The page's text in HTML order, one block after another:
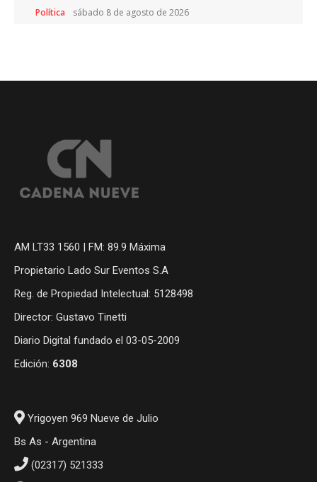
Política sábado 8 de agosto de 2026
AM LT33 1560 | FM: 89.9 Máxima
Propietario Lado Sur Eventos S.A
Reg. de Propiedad Intelectual: 5128498
Director: Gustavo Tinetti
Diario Digital fundado el 03-05-2009
Edición: 6308
Yrigoyen 969 Nueve de Julio
Bs As - Argentina
(02317) 521333